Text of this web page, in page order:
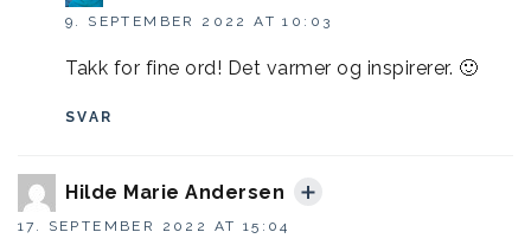
9. SEPTEMBER 2022 AT 10:03
Takk for fine ord! Det varmer og inspirerer. 🙂
SVAR
Hilde Marie Andersen
17. SEPTEMBER 2022 AT 15:04